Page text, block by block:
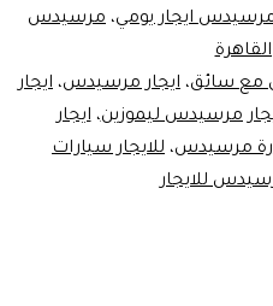
ايجار يومي، مرسيدس
القاهرة
مع سائق، ايجار مرسيدس، ايجار
مرسيدس ليموزين،ايجار
مرسيدس، للايجار سيارات
للايجار